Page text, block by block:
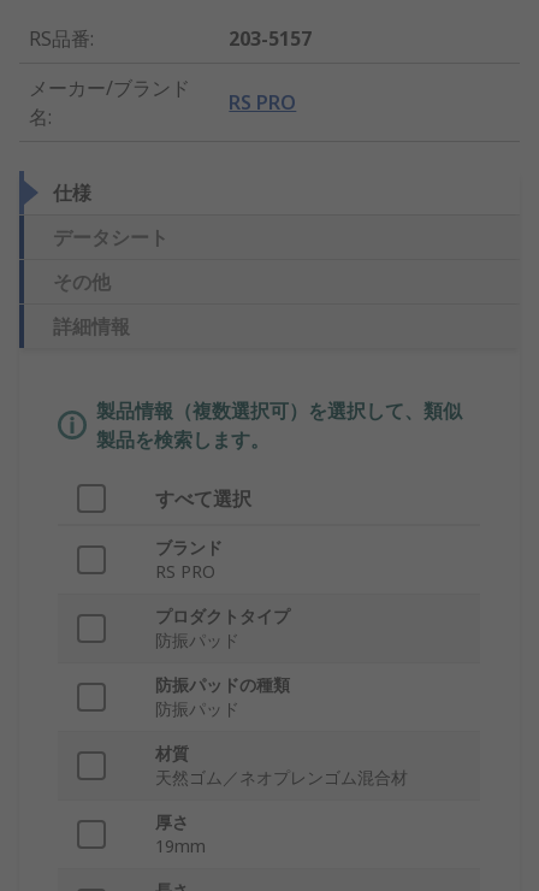
RS品番:
203-5157
メーカー/ブランド
名:
RS PRO
仕様
データシート
その他
詳細情報
製品情報（複数選択可）を選択して、類似
製品を検索します。
すべて選択
ブランド
RS PRO
プロダクトタイプ
防振パッド
防振パッドの種類
防振パッド
材質
天然ゴム／ネオプレンゴム混合材
厚さ
19mm